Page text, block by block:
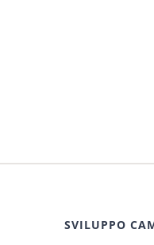
SVILUPPO